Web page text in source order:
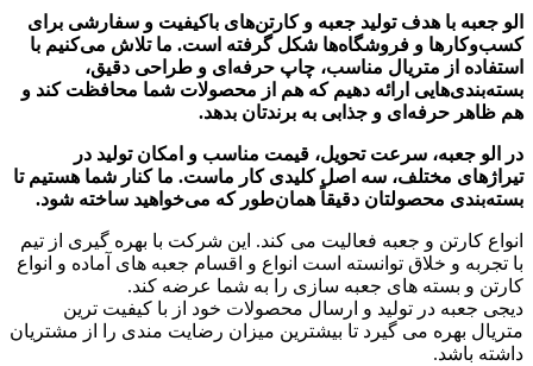
الو جعبه با هدف تولید جعبه و کارتن‌های باکیفیت و سفارشی برای
کسب‌وکارها و فروشگاه‌ها شکل گرفته است. ما تلاش می‌کنیم با
استفاده از متریال مناسب، چاپ حرفه‌ای و طراحی دقیق،
بسته‌بندی‌هایی ارائه دهیم که هم از محصولات شما محافظت کند و
هم ظاهر حرفه‌ای و جذابی به برندتان بدهد.
در الو جعبه، سرعت تحویل، قیمت مناسب و امکان تولید در
تیراژهای مختلف، سه اصل کلیدی کار ماست. ما کنار شما هستیم تا
بسته‌بندی محصولتان دقیقاً همان‌طور که می‌خواهید ساخته شود.
انواع کارتن و جعبه فعالیت می کند. این شرکت با بهره گیری از تیم
با تجربه و خلاق توانسته است انواع و اقسام جعبه های آماده و انواع
کارتن و بسته های جعبه سازی را به شما عرضه کند.
دیجی جعبه در تولید و ارسال محصولات خود از با کیفیت ترین
متریال بهره می گیرد تا بیشترین میزان رضایت مندی را از مشتریان
داشته باشد.